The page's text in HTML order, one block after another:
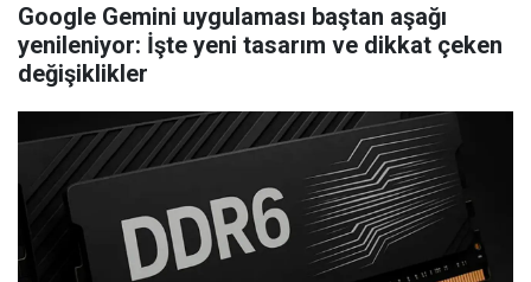
Google Gemini uygulaması baştan aşağı
yenileniyor: İşte yeni tasarım ve dikkat çeken
değişiklikler